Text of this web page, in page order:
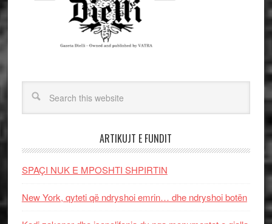
ARTIKUJT E FUNDIT
SPAÇI NUK E MPOSHTI SHPIRTIN
New York, qyteti që ndryshoi emrin… dhe ndryshoi botën